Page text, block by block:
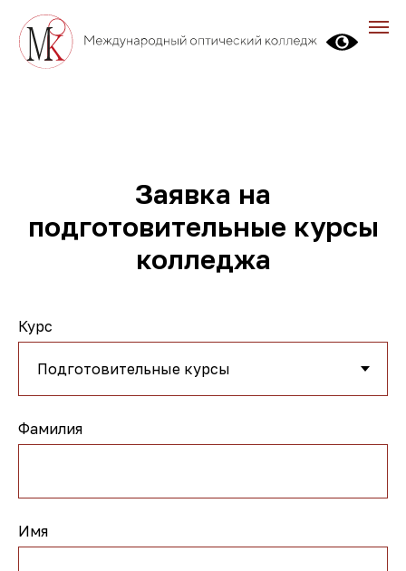
Заявка на
подготовительные курсы
колледжа
Курс
Фамилия
Имя